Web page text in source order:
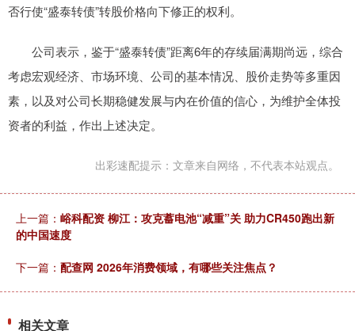
否行使“盛泰转债”转股价格向下修正的权利。
公司表示，鉴于“盛泰转债”距离6年的存续届满期尚远，综合
考虑宏观经济、市场环境、公司的基本情况、股价走势等多重因
素，以及对公司长期稳健发展与内在价值的信心，为维护全体投
资者的利益，作出上述决定。
出彩速配提示：文章来自网络，不代表本站观点。
上一篇： 峪科配资 柳江：攻克蓄电池“减重”关 助力CR450跑出新
的中国速度
下一篇： 配查网 2026年消费领域，有哪些关注焦点？
相关文章